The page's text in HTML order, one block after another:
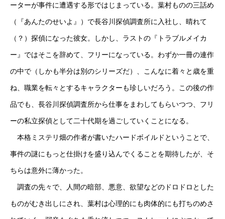
ーターが事件に遭遇する形ではじまっている。葉村ものの三話め
（『あんたのせいよ』）で長谷川探偵調査所に入社し、晴れて
（？）探偵になった彼女。しかし、ラストの『トラブルメイカ
ー』ではそこを辞めて、フリーになっている。わずか一冊の連作
の中で（しかも半分は別のシリーズだ）、こんなに着々と歳を重
ね、職業を転々とするキャラクターも珍しいだろう。この後の作
品でも、長谷川探偵調査所から仕事をまわしてもらいつつ、フリ
ーの私立探偵として二十代期を過ごしていくことになる。
本格ミステリ畑の作者が書いたハードボイルドということで、
事件の謎にもっと仕掛けを盛り込んでくることを期待したが、そ
ちらは意外に薄かった。
調査の先々で、人間の暗部、悪意、欲望などのドロドロとした
ものがむき出しにされ、葉村は心理的にも肉体的にも打ちのめさ